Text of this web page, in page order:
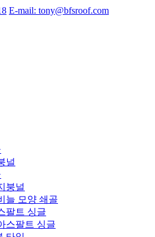
E-mail: tony@bfsroof.com
널
붕널
늘 모양 쇄골
팔트 싱글
스팔트 싱글